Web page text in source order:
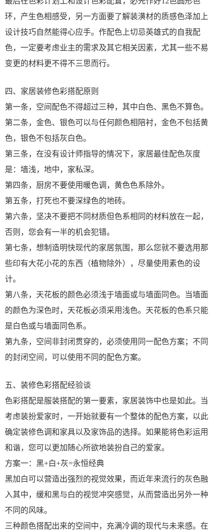
环，产生色相感受，另一方面要了解装潢材的质感色泽加上
设计技巧自然能得心应手。作配色上切忌英雄式的自我配
色，一定要考虑业主的需求及其它相关因素，尤其一些不易
变更的材料更不得不三思而行。
四、家居装修色彩搭配原则
第一条，空间配色不得超过三种，其中白色、黑色不算色。
第二条，金色、银色可以与任何颜色相陪衬，金色不包括黄
色，银色不包括灰白色。
第三条，在没有设计师指导的情况下，家居最佳配色灰度
是：墙浅，地中，家私深。
第四条，厨房不要使用暖色调，黄色色系除外。
第五条，打死也不要深绿色的地砖。
第六条，坚决不要把不同材质但色系相同的材料放在一起，
否则，您会有一半的机会犯错。
第七条，想制造明快现代的家居氛围，那么您就不要选用那
些印有大花小花的东西（植物除外），尽量使用素色的设
计。
第八条，天花板的颜色必须浅于墙面或与墙面同色。当墙面
的颜色为深色时，天花板必须采用浅色。天花板的色系只能
是白色或与墙面同色系。
第九条，空间非封闭贯穿的，必须使用同一配色方案；不同
的封闭空间，可以使用不同的配色方案。
五、装修色彩搭配经验谈
色彩搭配是服装搭配的第一要素，家居装饰中也是如此。当
考虑装扮爱家时，一开始就要有一个整体的配色方案，以此
确定装修色调和家具以及家饰品的选择。如果能将色彩运用
和谐，您可以更加随心所欲地装扮自己的爱家。
方案一：黑+白+灰=永恒经典
黑加白可以营造出强烈的视觉效果，而近年来流行的灰色融
入其中，缓和黑与白的视觉冲突感觉，从而营造出另外一种
不同的风味。
三种颜色搭配出来的空间中，充满冷调的现代与未来感。在